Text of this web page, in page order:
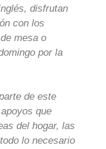
disfrutan
con los
mesa o
por la
de este
que
del hogar, las
lo necesario